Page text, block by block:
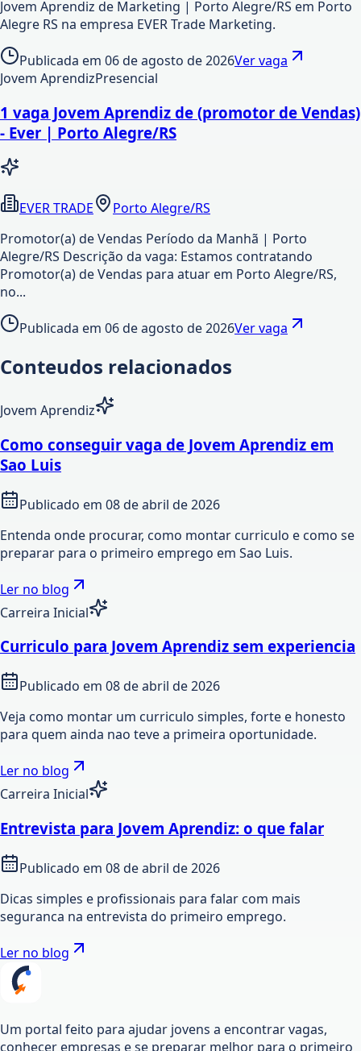
Jovem Aprendiz de Marketing | Porto Alegre/RS em Porto
Alegre RS na empresa EVER Trade Marketing.
Publicada em 06 de agosto de 2026Ver vaga
Jovem AprendizPresencial
1 vaga Jovem Aprendiz de (promotor de Vendas)
- Ever | Porto Alegre/RS
EVER TRADE
Porto Alegre/RS
Promotor(a) de Vendas Período da Manhã | Porto
Alegre/RS Descrição da vaga: Estamos contratando
Promotor(a) de Vendas para atuar em Porto Alegre/RS,
no...
Publicada em 06 de agosto de 2026Ver vaga
Conteudos relacionados
Jovem Aprendiz
Como conseguir vaga de Jovem Aprendiz em
Sao Luis
Publicado em 08 de abril de 2026
Entenda onde procurar, como montar curriculo e como se
preparar para o primeiro emprego em Sao Luis.
Ler no blog
Carreira Inicial
Curriculo para Jovem Aprendiz sem experiencia
Publicado em 08 de abril de 2026
Veja como montar um curriculo simples, forte e honesto
para quem ainda nao teve a primeira oportunidade.
Ler no blog
Carreira Inicial
Entrevista para Jovem Aprendiz: o que falar
Publicado em 08 de abril de 2026
Dicas simples e profissionais para falar com mais
seguranca na entrevista do primeiro emprego.
Ler no blog
Um portal feito para ajudar jovens a encontrar vagas,
conhecer empresas e se preparar melhor para o primeiro